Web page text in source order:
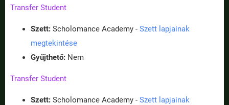
Transfer Student
Szett: Scholomance Academy - Szett lapjainak
megtekintése
Gyűjthető: Nem
Transfer Student
Szett: Scholomance Academy - Szett lapjainak